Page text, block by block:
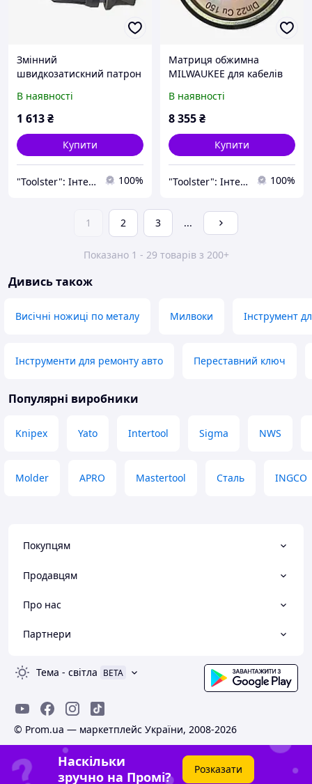
Змінний
швидкозатискний патрон
В наявності
1 613₴
Купити
"Toolster": Інтернет-магазин якісного інструменту. 100%
Матриця обжимна
MILWAUKEE для кабелів
150
В наявності
8 355₴
Купити
"Toolster": Інтернет-магазин якісного інструменту. 100%
1 2 3 ...
Показано 1 - 29 товарів з 200+
Дивись також
Висічні ножиці по металу Милвоки Інструмент
Інструменти для ремонту авто Переставний ключ
Популярні виробники
Knipex Yato Intertool Sigma NWS
Molder APRO Mastertool Сталь INGCO
Покупцям
Продавцям
Про нас
Партнери
Тема - світла BETA
© Prom.ua — маркетплейс України, 2008-2026
Наскільки
зручно на Промі?
Розказати